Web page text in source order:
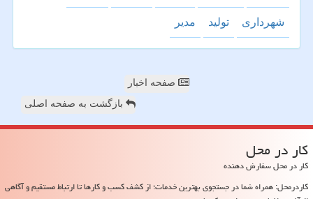
شهرداری تولید مدیر
صفحه اخبار
بازگشت به صفحه اصلی
كار در محل
کار در محل سفارش دهنده
کاردرمحل: همراه شما در جستجوی بهترین خدمات؛ از کشف کسب و کارها تا ارتباط مستقیم و آگاهی